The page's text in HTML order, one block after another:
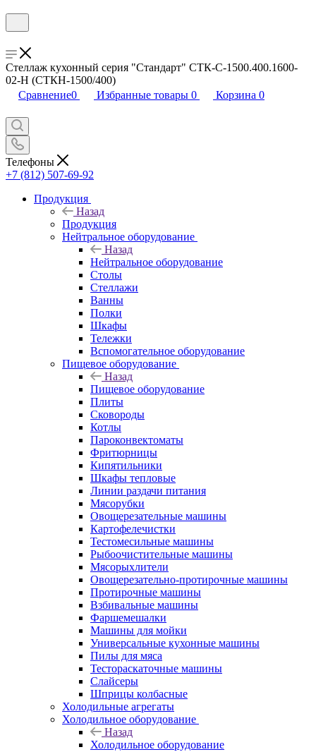
Стеллаж кухонный серия "Стандарт" СТК-С-1500.400.1600-
02-Н (СТКН-1500/400)
Сравнение0 Избранные товары 0 Корзина 0
Телефоны
+7 (812) 507-69-92
Продукция
Назад
Продукция
Нейтральное оборудование
Назад
Нейтральное оборудование
Столы
Стеллажи
Ванны
Полки
Шкафы
Тележки
Вспомогательное оборудование
Пищевое оборудование
Назад
Пищевое оборудование
Плиты
Сковороды
Котлы
Пароконвектоматы
Фритюрницы
Кипятильники
Шкафы тепловые
Линии раздачи питания
Мясорубки
Овощерезательные машины
Картофелечистки
Тестомесильные машины
Рыбоочистительные машины
Мясорыхлители
Овощерезательно-протирочные машины
Протирочные машины
Взбивальные машины
Фаршемешалки
Машины для мойки
Универсальные кухонные машины
Пилы для мяса
Тестораскаточные машины
Слайсеры
Шприцы колбасные
Холодильные агрегаты
Холодильное оборудование
Назад
Холодильное оборудование